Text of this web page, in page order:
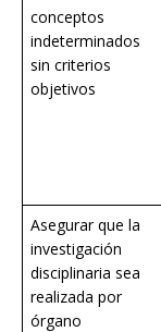
conceptos
indeterminados
sin criterios
objetivos
Asegurar que la
investigación
disciplinaria sea
realizada por
órgano